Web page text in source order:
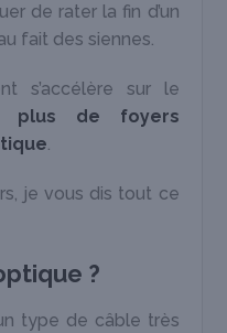
de rater la fin d’un
fait des siennes.
s’accélère sur le
plus de foyers
.
je vous dis tout ce
?
type de câble très